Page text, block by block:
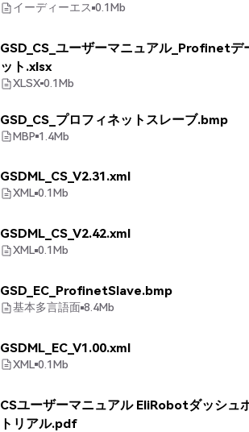
イーディーエス 0.1Mb
GSD_CS_ユーザーマニュアル_Profinetデ
ット.xlsx
XLSX 0.1Mb
GSD_CS_プロフィネットスレーブ.bmp
MBP 1.4Mb
GSDML_CS_V2.31.xml
XML 0.1Mb
GSDML_CS_V2.42.xml
XML 0.1Mb
GSD_EC_ProfinetSlave.bmp
基本多言語面 8.4Mb
GSDML_EC_V1.00.xml
XML 0.1Mb
CSユーザーマニュアル EliRobotダッシュ
トリアル.pdf